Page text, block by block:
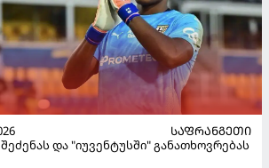
ᲡᲐᲤᲠᲐᲜᲒᲔᲗᲘ
და "იუვენტუსში" განათხოვრებას